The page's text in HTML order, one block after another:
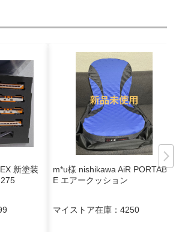
新塗装
m*u様 nishikawa AiR PORTABL
E エアークッション
マイストア在庫： 4250